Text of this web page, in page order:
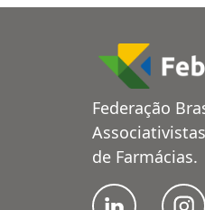
Federação
de Farmácias.